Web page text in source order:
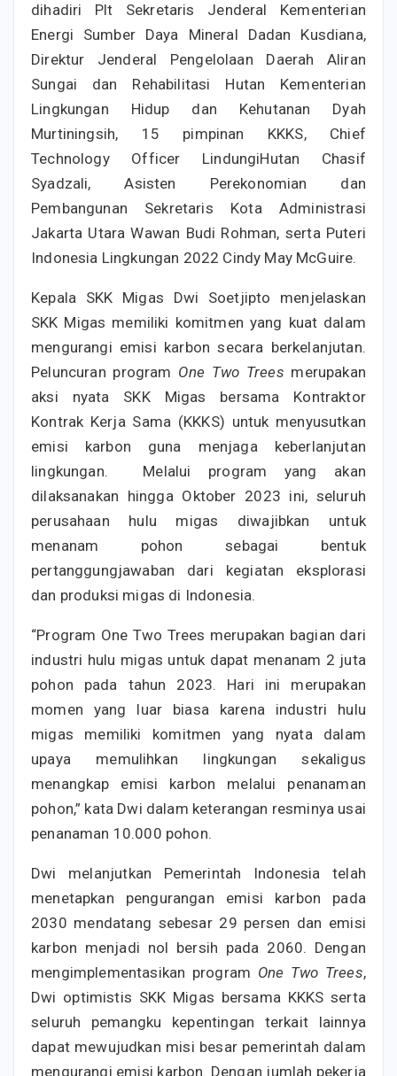
dihadiri Plt Sekretaris Jenderal Kementerian
Energi Sumber Daya Mineral Dadan Kusdiana,
Direktur Jenderal Pengelolaan Daerah Aliran
Sungai dan Rehabilitasi Hutan Kementerian
Lingkungan Hidup dan Kehutanan Dyah
Murtiningsih, 15 pimpinan KKKS, Chief
Technology Officer LindungiHutan Chasif
Syadzali, Asisten Perekonomian dan
Pembangunan Sekretaris Kota Administrasi
Jakarta Utara Wawan Budi Rohman, serta Puteri
Indonesia Lingkungan 2022 Cindy May McGuire.
Kepala SKK Migas Dwi Soetjipto menjelaskan
SKK Migas memiliki komitmen yang kuat dalam
mengurangi emisi karbon secara berkelanjutan.
Peluncuran program One Two Trees merupakan
aksi nyata SKK Migas bersama Kontraktor
Kontrak Kerja Sama (KKKS) untuk menyusutkan
emisi karbon guna menjaga keberlanjutan
lingkungan. Melalui program yang akan
dilaksanakan hingga Oktober 2023 ini, seluruh
perusahaan hulu migas diwajibkan untuk
menanam pohon sebagai bentuk
pertanggungjawaban dari kegiatan eksplorasi
dan produksi migas di Indonesia.
“Program One Two Trees merupakan bagian dari
industri hulu migas untuk dapat menanam 2 juta
pohon pada tahun 2023. Hari ini merupakan
momen yang luar biasa karena industri hulu
migas memiliki komitmen yang nyata dalam
upaya memulihkan lingkungan sekaligus
menangkap emisi karbon melalui penanaman
pohon,” kata Dwi dalam keterangan resminya usai
penanaman 10.000 pohon.
Dwi melanjutkan Pemerintah Indonesia telah
menetapkan pengurangan emisi karbon pada
2030 mendatang sebesar 29 persen dan emisi
karbon menjadi nol bersih pada 2060. Dengan
mengimplementasikan program One Two Trees,
Dwi optimistis SKK Migas bersama KKKS serta
seluruh pemangku kepentingan terkait lainnya
dapat mewujudkan misi besar pemerintah dalam
mengurangi emisi karbon. Dengan jumlah pekerja